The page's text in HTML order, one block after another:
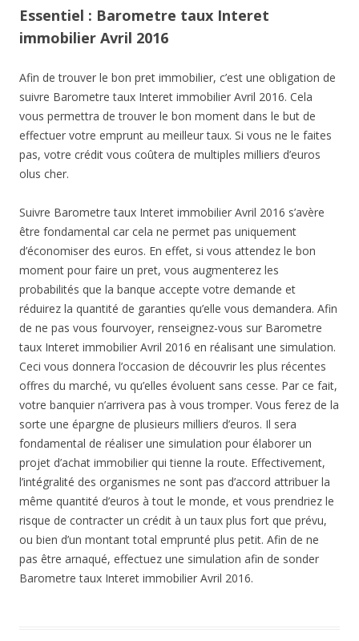
Essentiel : Barometre taux Interet
immobilier Avril 2016
Afin de trouver le bon pret immobilier, c’est une obligation de
suivre Barometre taux Interet immobilier Avril 2016. Cela
vous permettra de trouver le bon moment dans le but de
effectuer votre emprunt au meilleur taux. Si vous ne le faites
pas, votre crédit vous coûtera de multiples milliers d’euros
olus cher.
Suivre Barometre taux Interet immobilier Avril 2016 s’avère
être fondamental car cela ne permet pas uniquement
d’économiser des euros. En effet, si vous attendez le bon
moment pour faire un pret, vous augmenterez les
probabilités que la banque accepte votre demande et
réduirez la quantité de garanties qu’elle vous demandera. Afin
de ne pas vous fourvoyer, renseignez-vous sur Barometre
taux Interet immobilier Avril 2016 en réalisant une simulation.
Ceci vous donnera l’occasion de découvrir les plus récentes
offres du marché, vu qu’elles évoluent sans cesse. Par ce fait,
votre banquier n’arrivera pas à vous tromper. Vous ferez de la
sorte une épargne de plusieurs milliers d’euros. Il sera
fondamental de réaliser une simulation pour élaborer un
projet d’achat immobilier qui tienne la route. Effectivement,
l’intégralité des organismes ne sont pas d’accord attribuer la
même quantité d’euros à tout le monde, et vous prendriez le
risque de contracter un crédit à un taux plus fort que prévu,
ou bien d’un montant total emprunté plus petit. Afin de ne
pas être arnaqué, effectuez une simulation afin de sonder
Barometre taux Interet immobilier Avril 2016.